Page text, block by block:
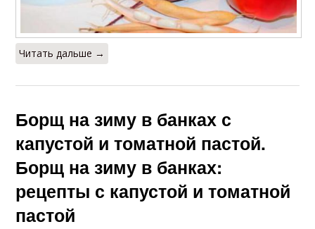
Читать дальше →
Борщ на зиму в банках с
капустой и томатной пастой.
Борщ на зиму в банках:
рецепты с капустой и томатной
пастой